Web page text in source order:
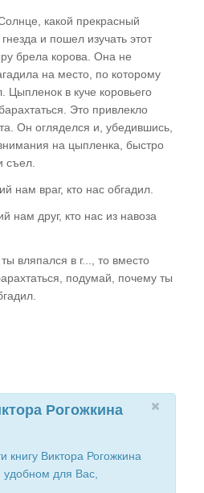
в эзотерике.
мыслеформы
руки"
и ваш потенциал
программирование
могилу. Ритуальная
какой прекрасный
и пошел изучать этот
брела корова. Она не
на место, по которому
Цыпленок в куче коровьего
Это привлекло
Он огляделся и, убедившись,
на цыпленка, быстро
съел.
нам враг, кто нас обгадил.
нам друг, кто нас из навоза
вляпался в г..., то вместо
подумай, почему ты
Рогожкина
книгу Виктора Рогожкина
для Вас,